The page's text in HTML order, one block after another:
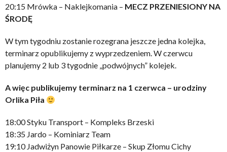
20:15 Mrówka – Naklejkomania – MECZ PRZENIESIONY NA
ŚRODĘ
W tym tygodniu zostanie rozegrana jeszcze jedna kolejka,
terminarz opublikujemy z wyprzedzeniem. W czerwcu
planujemy 2 lub 3 tygodnie „podwójnych” kolejek.
A więc publikujemy terminarz na 1 czerwca – urodziny
Orlika Piła
18:00 Styku Transport – Kompleks Brzeski
18:35 Jardo – Kominiarz Team
19:10 Jadwiżyn Panowie Piłkarze – Skup Złomu Cichy